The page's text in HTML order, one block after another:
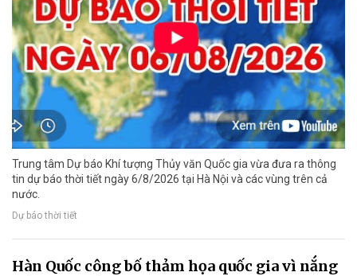
Trung tâm Dự báo Khí tượng Thủy văn Quốc gia vừa đưa ra thông
tin dự báo thời tiết ngày 6/8/2026 tại Hà Nội và các vùng trên cả
nước.
Dự báo thời tiết
Hàn Quốc công bố thảm họa quốc gia vì nắng